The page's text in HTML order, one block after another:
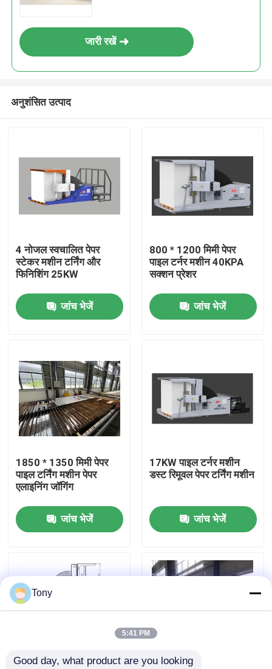
घर
हमारे बारे में
कारखाने का दौरा
गुणवत्ता नियंत्रण
हमसे संपर्क करें
मामले
बांसुरी लैमिनेटर मशीन
जारी रखें
अनुशंसित उत्पाद
4 नोजल स्वचालित पेपर
स्टेकर मशीन टर्निंग और
फिनिशिंग 25KW
जांच भेजें
800 * 1200 मिमी पेपर
पाइल टर्नर मशीन 40KPA
सक्शन प्रेशर
जांच भेजें
1850 * 1350 मिमी पेपर
पाइल टर्निंग मशीन पेपर
एलाइनिंग जॉगिंग
जांच भेजें
17KW पाइल टर्नर मशीन
डस्ट रिमूवल पेपर टर्निंग मशीन
जांच भेजें
Tony
5:41 PM
Good day, what product are you looking